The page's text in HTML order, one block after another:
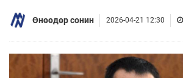
Өнөөдөр сонин 2026-04-21 12:30